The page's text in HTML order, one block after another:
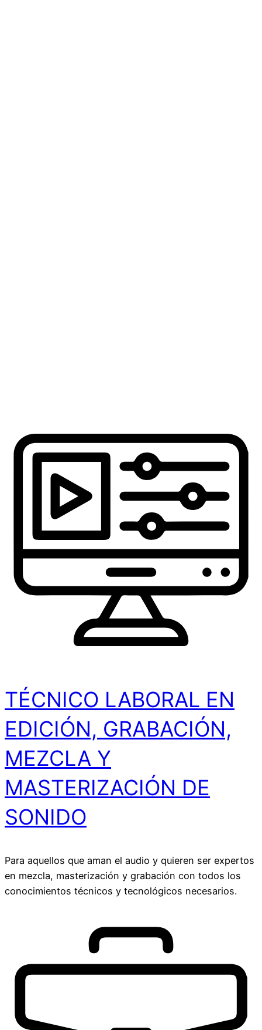
TÉCNICO LABORAL EN
EDICIÓN, GRABACIÓN,
MEZCLA Y
MASTERIZACIÓN DE
SONIDO​
Para aquellos que aman el audio y quieren ser expertos
en mezcla, masterización y grabación con todos los
conocimientos técnicos y tecnológicos necesarios.